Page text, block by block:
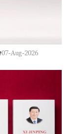
07-Aug-2026